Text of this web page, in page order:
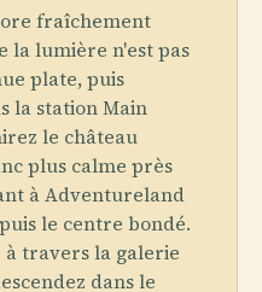
fraîchement
la lumière n'est pas
plate, puis
la station Main
le château
plus calme près
à Adventureland
le centre bondé.
à travers la galerie
dans le